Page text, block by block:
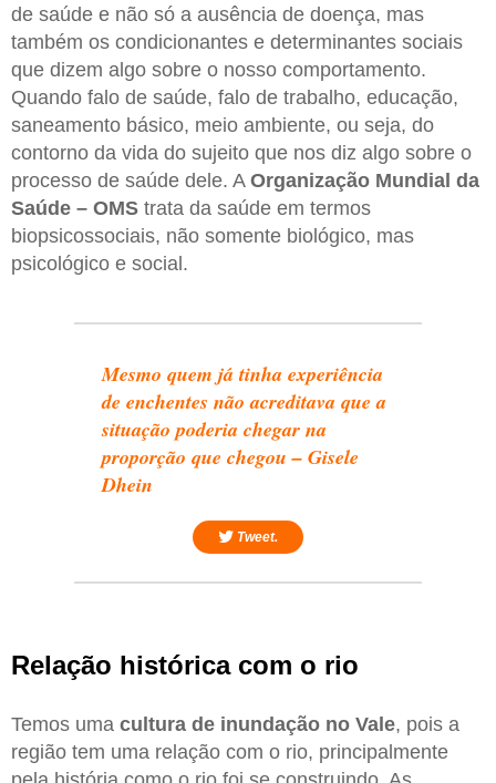
de saúde e não só a ausência de doença, mas
também os condicionantes e determinantes sociais
que dizem algo sobre o nosso comportamento.
Quando falo de saúde, falo de trabalho, educação,
saneamento básico, meio ambiente, ou seja, do
contorno da vida do sujeito que nos diz algo sobre o
processo de saúde dele. A Organização Mundial da
Saúde – OMS trata da saúde em termos
biopsicossociais, não somente biológico, mas
psicológico e social.
Mesmo quem já tinha experiência
de enchentes não acreditava que a
situação poderia chegar na
proporção que chegou – Gisele
Dhein
Tweet.
Relação histórica com o rio
Temos uma cultura de inundação no Vale, pois a
região tem uma relação com o rio, principalmente